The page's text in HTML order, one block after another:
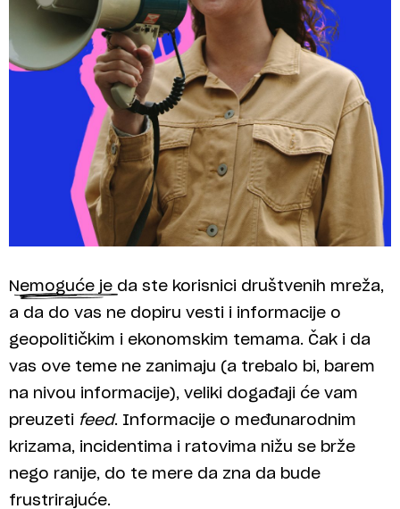
Nemoguće je da ste korisnici društvenih mreža,
a da do vas ne dopiru vesti i informacije o
geopolitičkim i ekonomskim temama. Čak i da
vas ove teme ne zanimaju (a trebalo bi, barem
na nivou informacije), veliki događaji će vam
preuzeti feed. Informacije o međunarodnim
krizama, incidentima i ratovima nižu se brže
nego ranije, do te mere da zna da bude
frustrirajuće.